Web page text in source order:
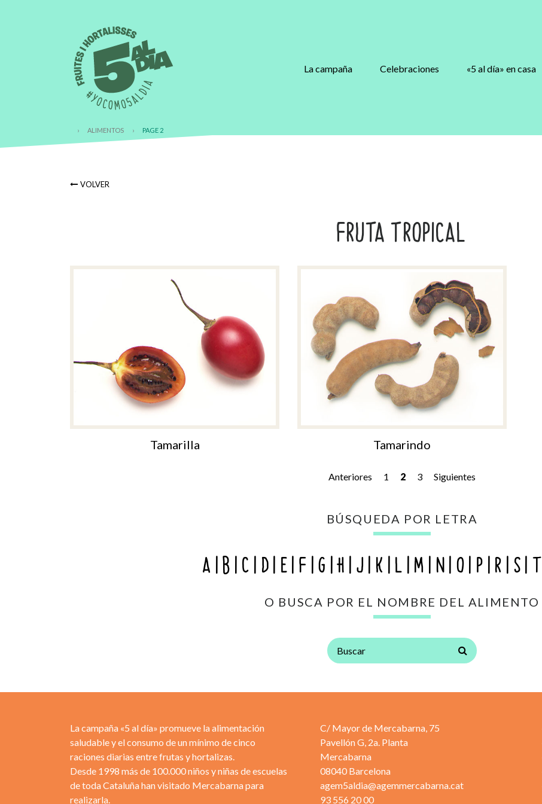
La campaña Celebraciones «5 al día» en casa
› ALIMENTOS › PAGE 2
VOLVER
FRUTA TROPICAL
Tamarilla Tamarindo
Navegación
entradas
Anteriores 1 2 3 Siguientes
BÚSQUEDA POR LETRA
A B C D E F G H J K L M N O P R S T
O BUSCA POR EL NOMBRE DEL ALIMENTO
La campaña «5 al día» promueve la alimentación
saludable y el consumo de un mínimo de cinco
raciones diarias entre frutas y hortalizas.
Desde 1998 más de 100.000 niños y niñas de escuelas
de toda Cataluña han visitado Mercabarna para
realizarla.
C/ Mayor de Mercabarna, 75
Pavellón G, 2a. Planta
Mercabarna
08040 Barcelona
agem5aldia@agemmercabarna.cat
93 556 20 00